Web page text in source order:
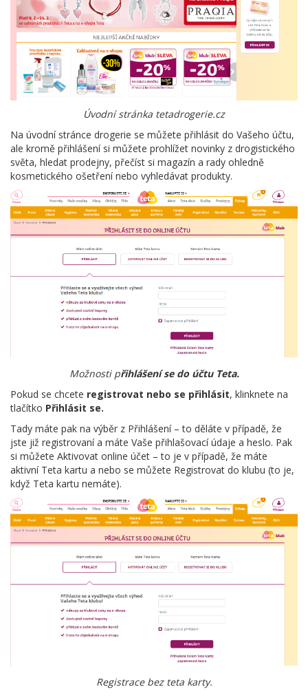
Úvodní stránka tetadrogerie.cz
Na úvodní stránce drogerie se můžete přihlásit do Vašeho účtu,
ale kromě přihlášení si můžete prohlížet novinky z drogistického
světa, hledat prodejny, přečíst si magazín a rady ohledně
kosmetického ošetření nebo vyhledávat produkty.
Možnosti přihlášení se do účtu Teta.
Pokud se chcete registrovat nebo se přihlásit, klinknete na
tlačítko Přihlásit se.
Tady máte pak na výběr z Přihlášení – to děláte v případě, že
jste již registrovaní a máte Vaše přihlašovací údaje a heslo. Pak
si můžete Aktivovat online účet – to je v případě, že máte
aktivní Teta kartu a nebo se můžete Registrovat do klubu (to je,
když Teta kartu nemáte).
Registrace bez teta karty.